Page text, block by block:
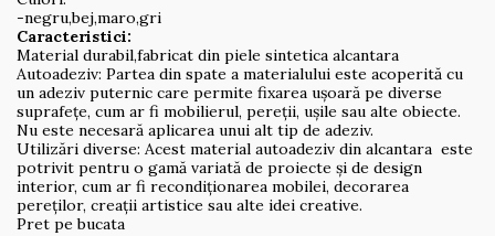
-negru,bej,maro,gri
Caracteristici:
Material durabil,fabricat din piele sintetica alcantara
Autoadeziv: Partea din spate a materialului este acoperită cu
un adeziv puternic care permite fixarea ușoară pe diverse
suprafețe, cum ar fi mobilierul, pereții, ușile sau alte obiecte.
Nu este necesară aplicarea unui alt tip de adeziv.
Utilizări diverse: Acest material autoadeziv din alcantara este
potrivit pentru o gamă variată de proiecte și de design
interior, cum ar fi recondiționarea mobilei, decorarea
pereților, creații artistice sau alte idei creative.
Pret pe bucata